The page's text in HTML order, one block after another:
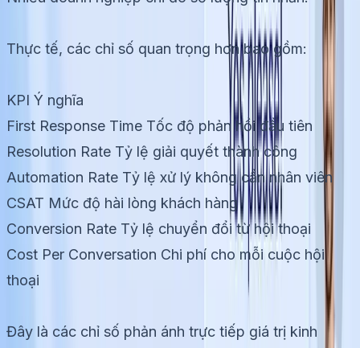
Thực tế, các chỉ số quan trọng hơn bao gồm:
KPI Ý nghĩa
First Response Time Tốc độ phản hồi đầu tiên
Resolution Rate Tỷ lệ giải quyết thành công
Automation Rate Tỷ lệ xử lý không cần nhân viên
CSAT Mức độ hài lòng khách hàng
Conversion Rate Tỷ lệ chuyển đổi từ hội thoại
Cost Per Conversation Chi phí cho mỗi cuộc hội
thoại
Đây là các chỉ số phản ánh trực tiếp giá trị kinh